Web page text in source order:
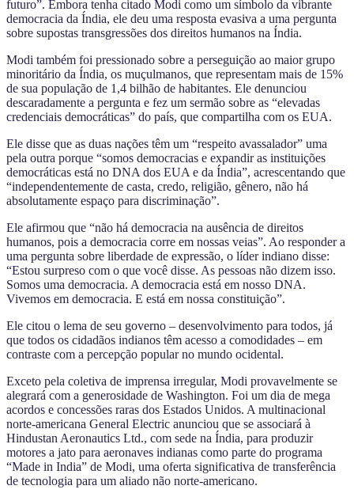
futuro”. Embora tenha citado Modi como um símbolo da vibrante
democracia da Índia, ele deu uma resposta evasiva a uma pergunta
sobre supostas transgressões dos direitos humanos na Índia.
Modi também foi pressionado sobre a perseguição ao maior grupo
minoritário da Índia, os muçulmanos, que representam mais de 15%
de sua população de 1,4 bilhão de habitantes. Ele denunciou
descaradamente a pergunta e fez um sermão sobre as “elevadas
credenciais democráticas” do país, que compartilha com os EUA.
Ele disse que as duas nações têm um “respeito avassalador” uma
pela outra porque “somos democracias e expandir as instituições
democráticas está no DNA dos EUA e da Índia”, acrescentando que
“independentemente de casta, credo, religião, gênero, não há
absolutamente espaço para discriminação”.
Ele afirmou que “não há democracia na ausência de direitos
humanos, pois a democracia corre em nossas veias”. Ao responder a
uma pergunta sobre liberdade de expressão, o líder indiano disse:
“Estou surpreso com o que você disse. As pessoas não dizem isso.
Somos uma democracia. A democracia está em nosso DNA.
Vivemos em democracia. E está em nossa constituição”.
Ele citou o lema de seu governo – desenvolvimento para todos, já
que todos os cidadãos indianos têm acesso a comodidades – em
contraste com a percepção popular no mundo ocidental.
Exceto pela coletiva de imprensa irregular, Modi provavelmente se
alegrará com a generosidade de Washington. Foi um dia de mega
acordos e concessões raras dos Estados Unidos. A multinacional
norte-americana General Electric anunciou que se associará à
Hindustan Aeronautics Ltd., com sede na Índia, para produzir
motores a jato para aeronaves indianas como parte do programa
“Made in India” de Modi, uma oferta significativa de transferência
de tecnologia para um aliado não norte-americano.